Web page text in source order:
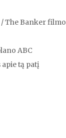
The Banker filmo
ABC
tą patį